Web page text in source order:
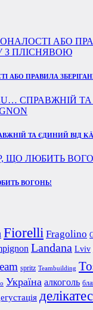
АБО ПРАВИЛА
ТА ЄДИНИЙ ВІД
ВОГОНЬ!
Fiorelli Fragolino
Landana Lviv
spritz Teambuilding
Україна алкоголь